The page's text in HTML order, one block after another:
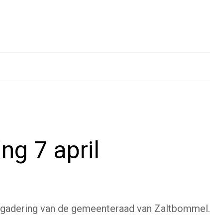
7 april
van de gemeenteraad van Zaltbommel.